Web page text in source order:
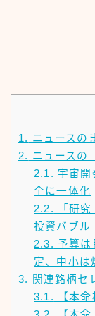
1. ニュースの
2. ニュースの
2.1. 宇宙開
全に一体化
2.2.
「研
投資バブル
2.3. 予算は
定、中小は
3.
関連銘柄セ
3.1.
【本